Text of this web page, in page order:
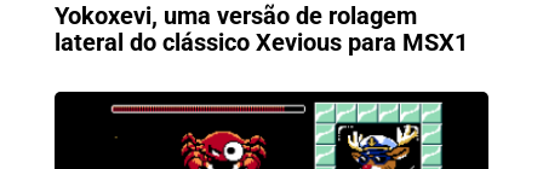
Yokoxevi, uma versão de rolagem
lateral do clássico Xevious para MSX1